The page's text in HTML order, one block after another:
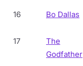
16 Bo Dallas
17
The
Godfather